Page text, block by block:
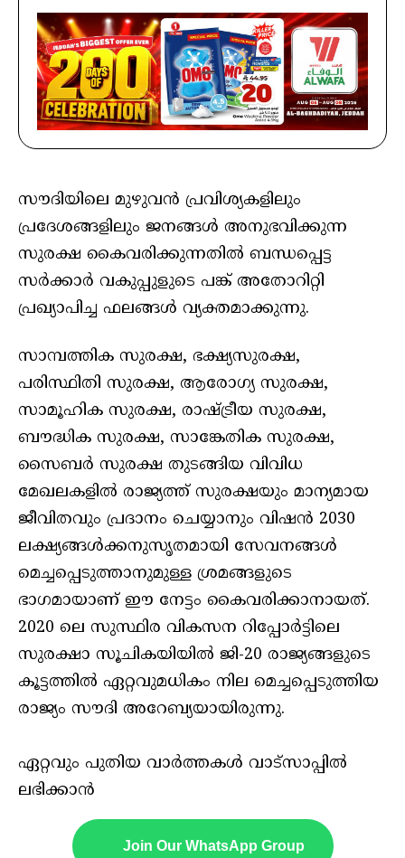
സൗദിയിലെ മുഴുവന്‍ പ്രവിശ്യകളിലും
പ്രദേശങ്ങളിലും ജനങ്ങള്‍ അനുഭവിക്കുന്ന
സുരക്ഷ കൈവരിക്കുന്നതില്‍ ബന്ധപ്പെട്ട
സര്‍ക്കാര്‍ വകുപ്പുളുടെ പങ്ക് അതോറിറ്റി
പ്രഖ്യാപിച്ച ഫലങ്ങള്‍ വ്യക്തമാക്കുന്നു.
സാമ്പത്തിക സുരക്ഷ, ഭക്ഷ്യസുരക്ഷ,
പരിസ്ഥിതി സുരക്ഷ, ആരോഗ്യ സുരക്ഷ,
സാമൂഹിക സുരക്ഷ, രാഷ്ട്രീയ സുരക്ഷ,
ബൗദ്ധിക സുരക്ഷ, സാങ്കേതിക സുരക്ഷ,
സൈബര്‍ സുരക്ഷ തുടങ്ങിയ വിവിധ
മേഖലകളില്‍ രാജ്യത്ത് സുരക്ഷയും മാന്യമായ
ജീവിതവും പ്രദാനം ചെയ്യാനും വിഷന്‍ 2030
ലക്ഷ്യങ്ങള്‍ക്കനുസൃതമായി സേവനങ്ങള്‍
മെച്ചപ്പെടുത്താനുമുള്ള ശ്രമങ്ങളുടെ
ഭാഗമായാണ് ഈ നേട്ടം കൈവരിക്കാനായത്.
2020 ലെ സുസ്ഥിര വികസന റിപ്പോര്‍ട്ടിലെ
സുരക്ഷാ സൂചികയിയില്‍ ജി-20 രാജ്യങ്ങളുടെ
കൂട്ടത്തില്‍ ഏറ്റവുമധികം നില മെച്ചപ്പെടുത്തിയ
രാജ്യം സൗദി അറേബ്യയായിരുന്നു.
ഏറ്റവും പുതിയ വാർത്തകൾ വാട്സാപ്പിൽ
ലഭിക്കാൻ
Join Our WhatsApp Group